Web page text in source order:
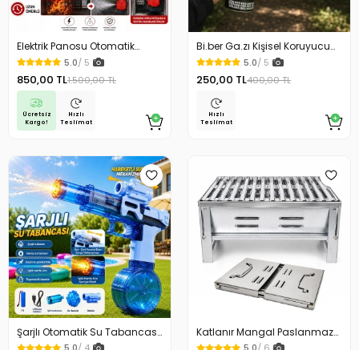
Elektrik Panosu Otomatik
Yangın Söndürücü Isıya
Duyarlı Sigorta Kutusu Yangın
Söndürme Cihazı
5.0/ 5
850,00 TL1.500,00 TL
Ücretsiz
Kargo!
Hızlı
Teslimat
Bi.ber Ga.zı Kişisel Koruyucu
Ekipman Savunma İçin
5.0/ 5
250,00 TL400,00 TL
Hızlı
Teslimat
Şarjlı Otomatik Su Tabancası
Oyuncak Geniş Hazneli
Katlanır Mangal Paslanmaz
Çelik Oluklu Izgara Galvanizli